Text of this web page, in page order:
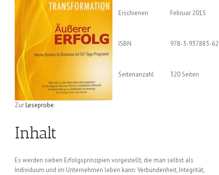
Erschienen Februar 2015
ISBN 978-3-937883-
Seitenanzahl 320 Seiten
ZurLeseprobe.
Inhalt
Es werden sieben Erfolgsprinzipien vorgestellt, die man selbst als
Individuum und im Unternehmen leben kann: Verbundenheit, Integrität,